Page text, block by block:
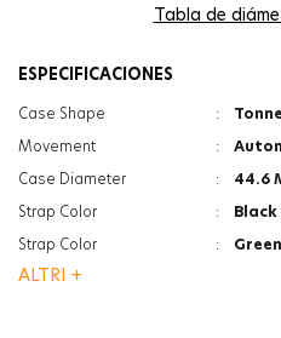
Tabla de
ESPECIFICACIONES
Case Shape :
Movement
:
Case Diameter
:
44.6
Strap Color
:
Black
Strap Color
:
Green
Case Color
ALTRI +